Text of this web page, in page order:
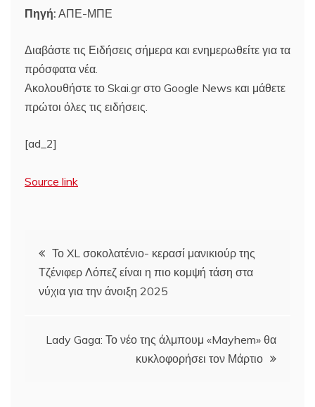
Πηγή: ΑΠΕ-ΜΠΕ
Διαβάστε τις Ειδήσεις σήμερα και ενημερωθείτε για τα
πρόσφατα νέα.
Ακολουθήστε το Skai.gr στο Google News και μάθετε
πρώτοι όλες τις ειδήσεις.
[ad_2]
Source link
Πλοήγηση
άρθρων
Το XL σοκολατένιο- κερασί μανικιούρ της
Τζένιφερ Λόπεζ είναι η πιο κομψή τάση στα
νύχια για την άνοιξη 2025
Lady Gaga: Το νέο της άλμπουμ «Mayhem» θα
κυκλοφορήσει τον Μάρτιο